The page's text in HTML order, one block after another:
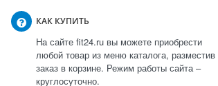
КАК КУПИТЬ
На сайте fit24.ru вы можете приобрести
любой товар из меню каталога, разместив
заказ в корзине. Режим работы сайта –
круглосуточно.